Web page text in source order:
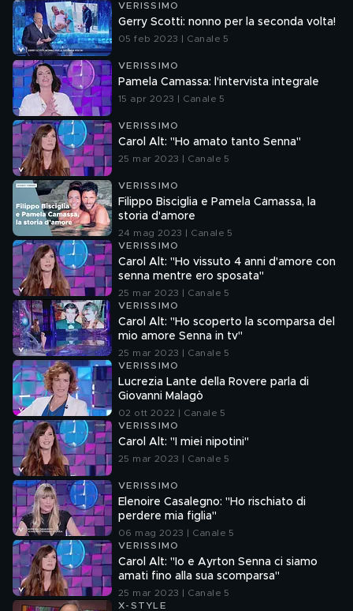
VERISSIMO
Gerry Scotti: nonno per la seconda volta!
05 feb 2023 | Canale 5
VERISSIMO
Pamela Camassa: l'intervista integrale
15 apr 2023 | Canale 5
VERISSIMO
Carol Alt: "Ho amato tanto Senna"
25 mar 2023 | Canale 5
VERISSIMO
Filippo Bisciglia e Pamela Camassa, la
storia d'amore
24 mag 2023 | Canale 5
VERISSIMO
Carol Alt: "Ho vissuto 4 anni d'amore con
senna mentre ero sposata"
25 mar 2023 | Canale 5
VERISSIMO
Carol Alt: "Ho scoperto la scomparsa del
mio amore Senna in tv"
25 mar 2023 | Canale 5
VERISSIMO
Lucrezia Lante della Rovere parla di
Giovanni Malagò
02 ott 2022 | Canale 5
VERISSIMO
Carol Alt: "I miei nipotini"
25 mar 2023 | Canale 5
VERISSIMO
Elenoire Casalegno: "Ho rischiato di
perdere mia figlia"
06 mag 2023 | Canale 5
VERISSIMO
Carol Alt: "Io e Ayrton Senna ci siamo
amati fino alla sua scomparsa"
25 mar 2023 | Canale 5
X-STYLE